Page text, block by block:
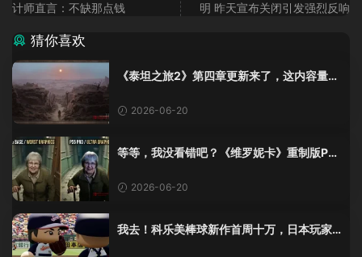
计师直言：不缺那点钱
明 昨天宣布关闭引发强烈反响
猜你喜欢
《泰坦之旅2》第四章更新来了，这内容量感
2026-06-20
等等，我没看错吧？《维罗妮卡》重制版PS
2026-06-20
我去！科乐美棒球新作首周十万，日本玩家